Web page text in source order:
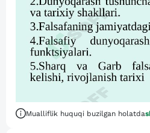
Mualliflik huquqi buzilgan holatda